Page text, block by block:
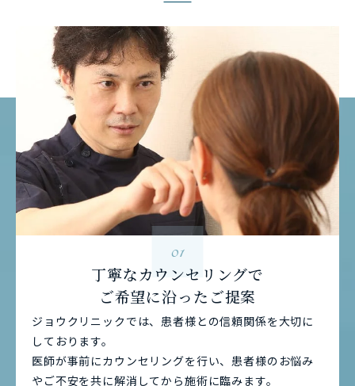
01
丁寧なカウンセリングで
ご希望に沿ったご提案
ジョウクリニックでは、患者様との信頼関係を大切に
しております。
医師が事前にカウンセリングを行い、患者様のお悩み
やご不安を共に解消してから施術に臨みます。